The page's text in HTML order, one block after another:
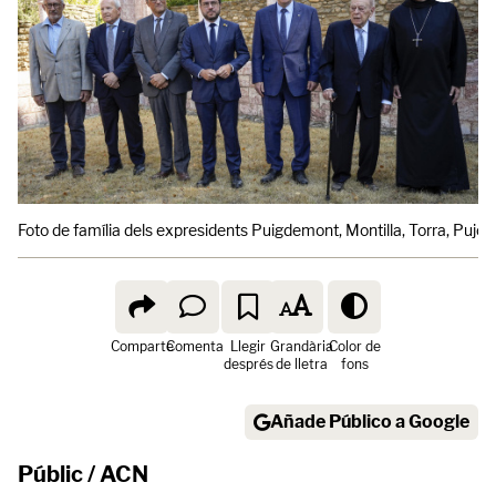
Foto de família dels expresidents Puigdemont, Montilla, Torra,
ComparteComenta Llegir
després
Grandària
de lletra
Color de
fons
Añade Público a Google
Públic / ACN